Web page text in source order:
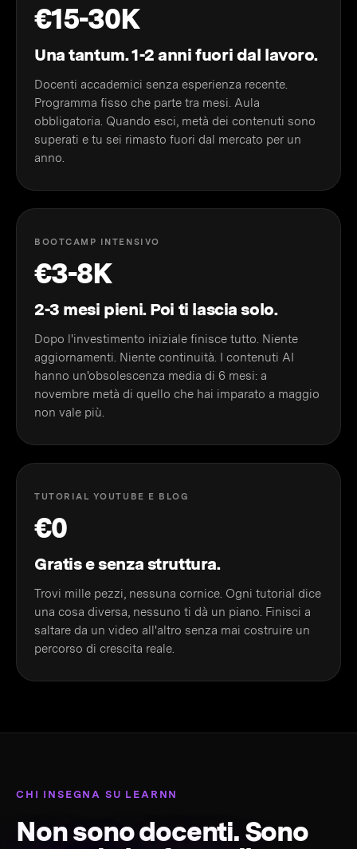
€15-30K
Una tantum. 1-2 anni fuori dal lavoro.
Docenti accademici senza esperienza recente.
Programma fisso che parte tra mesi. Aula
obbligatoria. Quando esci, metà dei contenuti sono
superati e tu sei rimasto fuori dal mercato per un
anno.
BOOTCAMP INTENSIVO
€3-8K
2-3 mesi pieni. Poi ti lascia solo.
Dopo l'investimento iniziale finisce tutto. Niente
aggiornamenti. Niente continuità. I contenuti AI
hanno un'obsolescenza media di 6 mesi: a
novembre metà di quello che hai imparato a maggio
non vale più.
TUTORIAL YOUTUBE E BLOG
€0
Gratis e senza struttura.
Trovi mille pezzi, nessuna cornice. Ogni tutorial dice
una cosa diversa, nessuno ti dà un piano. Finisci a
saltare da un video all'altro senza mai costruire un
percorso di crescita reale.
CHI INSEGNA SU LEARNN
Non sono docenti. Sono